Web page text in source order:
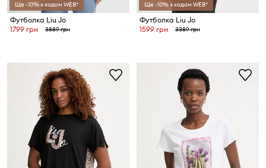
Ще -10% з кодом WEB*
Футболка Liu Jo
1799 грн
3889 грн
Ще -10% з кодом WEB*
Футболка Liu Jo
1599 грн
3389 грн